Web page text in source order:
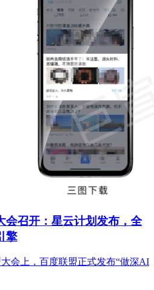
会召开：星云计划发布，全
擎
会上，百度联盟正式发布“做深AI